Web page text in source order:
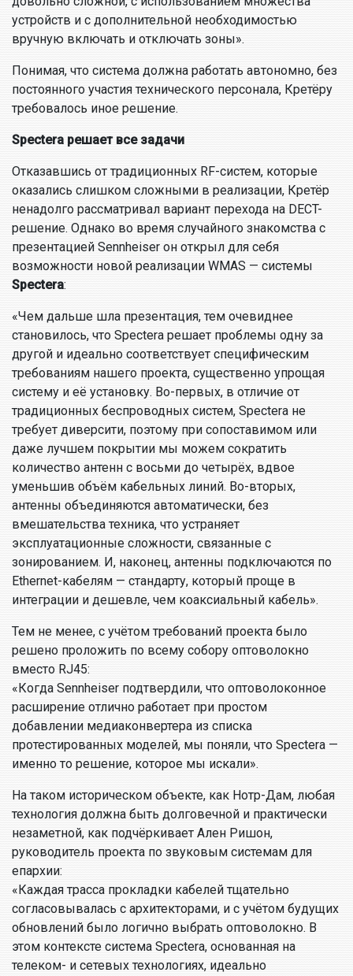
устройств и с дополнительной необходимостью
вручную включать и отключать зоны».
Понимая, что система должна работать автономно, без
постоянного участия технического персонала, Кретёру
требовалось иное решение.
Spectera решает все задачи
Отказавшись от традиционных RF-систем, которые
оказались слишком сложными в реализации, Кретёр
ненадолго рассматривал вариант перехода на DECT-
решение. Однако во время случайного знакомства с
презентацией Sennheiser он открыл для себя
возможности новой реализации WMAS — системы
Spectera:
«Чем дальше шла презентация, тем очевиднее
становилось, что Spectera решает проблемы одну за
другой и идеально соответствует специфическим
требованиям нашего проекта, существенно упрощая
систему и её установку. Во-первых, в отличие от
традиционных беспроводных систем, Spectera не
требует диверсити, поэтому при сопоставимом или
даже лучшем покрытии мы можем сократить
количество антенн с восьми до четырёх, вдвое
уменьшив объём кабельных линий. Во-вторых,
антенны объединяются автоматически, без
вмешательства техника, что устраняет
эксплуатационные сложности, связанные с
зонированием. И, наконец, антенны подключаются по
Ethernet-кабелям — стандарту, который проще в
интеграции и дешевле, чем коаксиальный кабель».
Тем не менее, с учётом требований проекта было
решено проложить по всему собору оптоволокно
вместо RJ45:
«Когда Sennheiser подтвердили, что оптоволоконное
расширение отлично работает при простом
добавлении медиаконвертера из списка
протестированных моделей, мы поняли, что Spectera —
именно то решение, которое мы искали».
На таком историческом объекте, как Нотр-Дам, любая
технология должна быть долговечной и практически
незаметной, как подчёркивает Ален Ришон,
руководитель проекта по звуковым системам для
епархии:
«Каждая трасса прокладки кабелей тщательно
согласовывалась с архитекторами, и с учётом будущих
обновлений было логично выбрать оптоволокно. В
этом контексте система Spectera, основанная на
телеком- и сетевых технологиях, идеально